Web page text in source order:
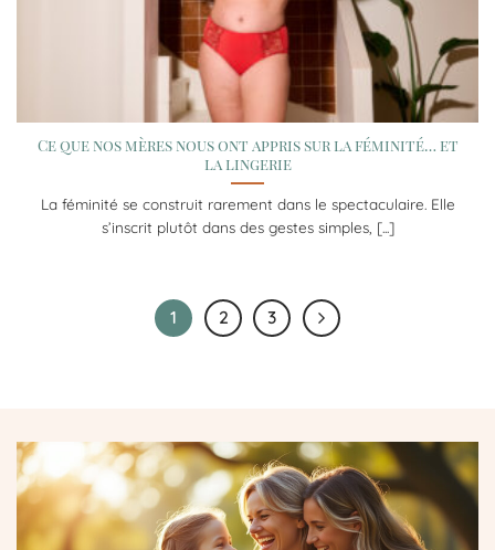
Ce que nos mères nous ont appris sur la féminité… et
la lingerie
La féminité se construit rarement dans le spectaculaire. Elle
s’inscrit plutôt dans des gestes simples, [...]
1 2 3